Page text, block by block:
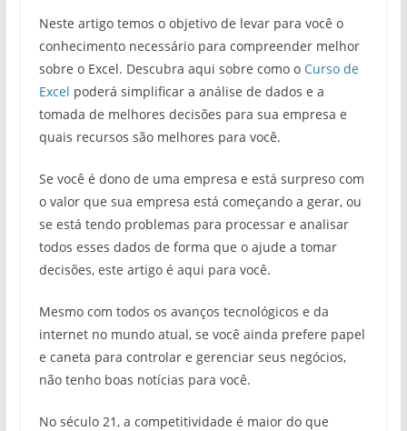
Neste artigo temos o objetivo de levar para você o
conhecimento necessário para compreender melhor
sobre o Excel. Descubra aqui sobre como o Curso de
Excel poderá simplificar a análise de dados e a
tomada de melhores decisões para sua empresa e
quais recursos são melhores para você.
Se você é dono de uma empresa e está surpreso com
o valor que sua empresa está começando a gerar, ou
se está tendo problemas para processar e analisar
todos esses dados de forma que o ajude a tomar
decisões, este artigo é aqui para você.
Mesmo com todos os avanços tecnológicos e da
internet no mundo atual, se você ainda prefere papel
e caneta para controlar e gerenciar seus negócios,
não tenho boas notícias para você.
No século 21, a competitividade é maior do que